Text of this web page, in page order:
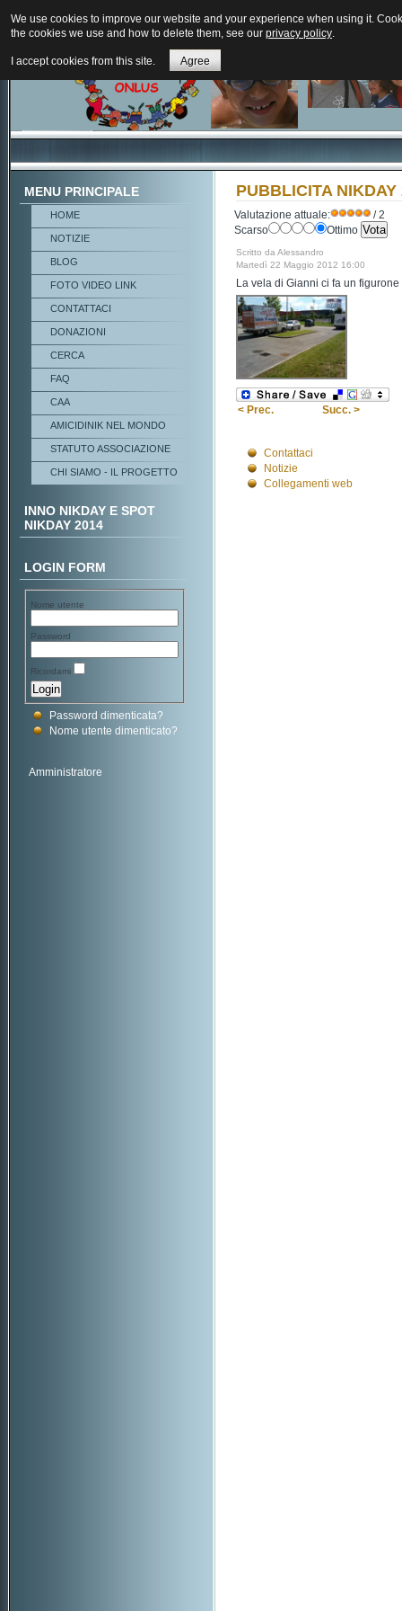
MENU PRINCIPALE
HOME
NOTIZIE
BLOG
FOTO VIDEO LINK
CONTATTACI
DONAZIONI
CERCA
FAQ
CAA
AMICIDINIK NEL MONDO
STATUTO ASSOCIAZIONE
CHI SIAMO - IL PROGETTO
INNO NIKDAY E SPOT
NIKDAY 2014
LOGIN FORM
Nome utente
Password
Ricordami
Password dimenticata?
Nome utente dimenticato?
Amministratore
PUBBLICITA NIKDAY
Valutazione attuale:
/ 2
Scarso
Ottimo
Scritto da Alessandro
Martedì 22 Maggio 2012 16:00
La vela di Gianni ci fa un
< Prec. Succ. >
Contattaci
Notizie
Collegamenti web
We use cookies to improve our website and your experience when using it.
the cookies we use and how to delete them, see our privacy policy.
I accept cookies from this site. Agree